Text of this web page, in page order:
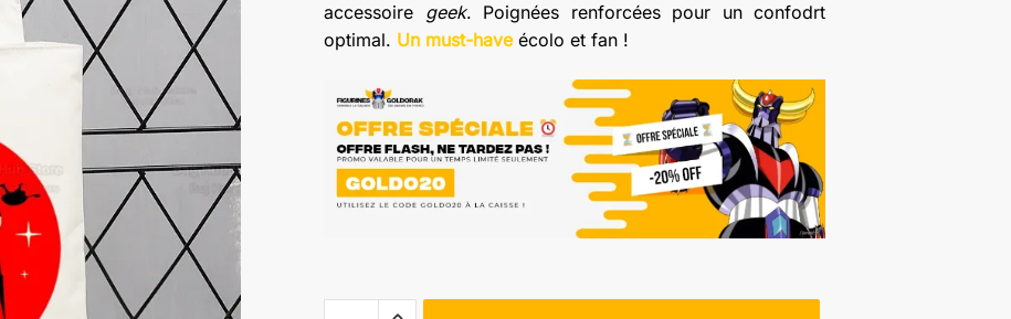
accessoire geek. Poignées renforcées pour un confodrt
optimal. Un must-haveécolo et fan !